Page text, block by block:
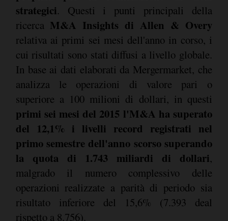
strategici. Questi i punti principali della
ricerca M&A Insights di Allen & Overy
relativa ai primi sei mesi dell'anno in corso, i
cui risultati sono stati diffusi a livello globale.
In base ai dati elaborati da Mergermarket, che
analizza le operazioni di valore pari o
superiore a 100 milioni di dollari, in questi
primi sei mesi del 2015 l'M&A ha superato
del 12,1% i livelli record registrati nel
primo semestre dell'anno scorso superando
la quota di 1.743 miliardi di dollari,
malgrado il numero complessivo delle
operazioni realizzate a parità di periodo sia
risultato inferiore del 15,6% (7.393 deal
rispetto a 8.756).